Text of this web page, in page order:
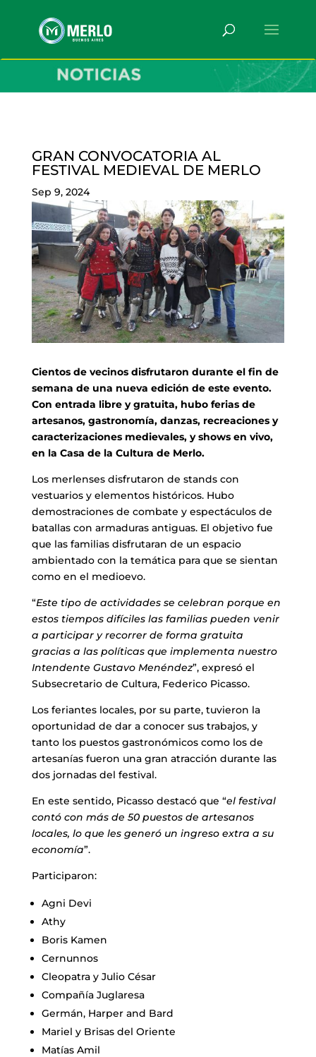
GRAN CONVOCATORIA AL
FESTIVAL MEDIEVAL DE MERLO
Sep 9, 2024
Cientos de vecinos disfrutaron durante el fin de
semana de una nueva edición de este evento.
Con entrada libre y gratuita, hubo ferias de
artesanos, gastronomía, danzas, recreaciones y
caracterizaciones medievales, y shows en vivo,
en la Casa de la Cultura de Merlo.
Los merlenses disfrutaron de stands con
vestuarios y elementos históricos. Hubo
demostraciones de combate y espectáculos de
batallas con armaduras antiguas. El objetivo fue
que las familias disfrutaran de un espacio
ambientado con la temática para que se sientan
como en el medioevo.
“Este tipo de actividades se celebran porque en
estos tiempos difíciles las familias pueden venir
a participar y recorrer de forma gratuita
gracias a las políticas que implementa nuestro
Intendente Gustavo Menéndez”, expresó el
Subsecretario de Cultura, Federico Picasso.
Los feriantes locales, por su parte, tuvieron la
oportunidad de dar a conocer sus trabajos, y
tanto los puestos gastronómicos como los de
artesanías fueron una gran atracción durante las
dos jornadas del festival.
En este sentido, Picasso destacó que “el festival
contó con más de 50 puestos de artesanos
locales, lo que les generó un ingreso extra a su
economía”.
Participaron:
Agni Devi
Athy
Boris Kamen
Cernunnos
Cleopatra y Julio César
Compañía Juglaresa
Germán, Harper and Bard
Mariel y Brisas del Oriente
Matías Amil